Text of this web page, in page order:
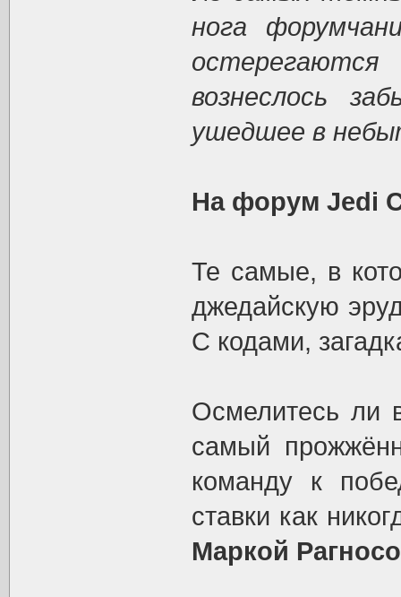
нога
вознеслось
ушедшее в
На форум Jedi
Те самые, в
джедайскую
С кодами,
Осмелитесь ли
самый
команду к
ставки как
Маркой